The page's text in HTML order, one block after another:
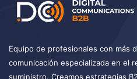
Equipo de profesionales con más
comunicación especializada en el
suministro. Creamos estrategias